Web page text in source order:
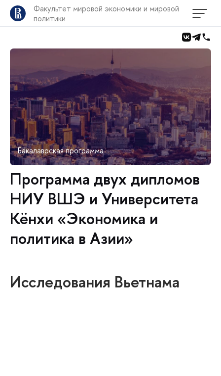
Факультет мировой экономики и мировой
политики
Бакалаврская программа
Программа двух дипломов
НИУ ВШЭ и Университета
Кёнхи «Экономика и
политика в Азии»
Исследования Вьетнама